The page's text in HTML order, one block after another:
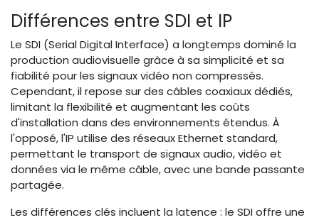
Différences entre SDI et IP
Le SDI (Serial Digital Interface) a longtemps dominé la
production audiovisuelle grâce à sa simplicité et sa
fiabilité pour les signaux vidéo non compressés.
Cependant, il repose sur des câbles coaxiaux dédiés,
limitant la flexibilité et augmentant les coûts
d'installation dans des environnements étendus. À
l'opposé, l'IP utilise des réseaux Ethernet standard,
permettant le transport de signaux audio, vidéo et
données via le même câble, avec une bande passante
partagée.
Les différences clés incluent la latence : le SDI offre une